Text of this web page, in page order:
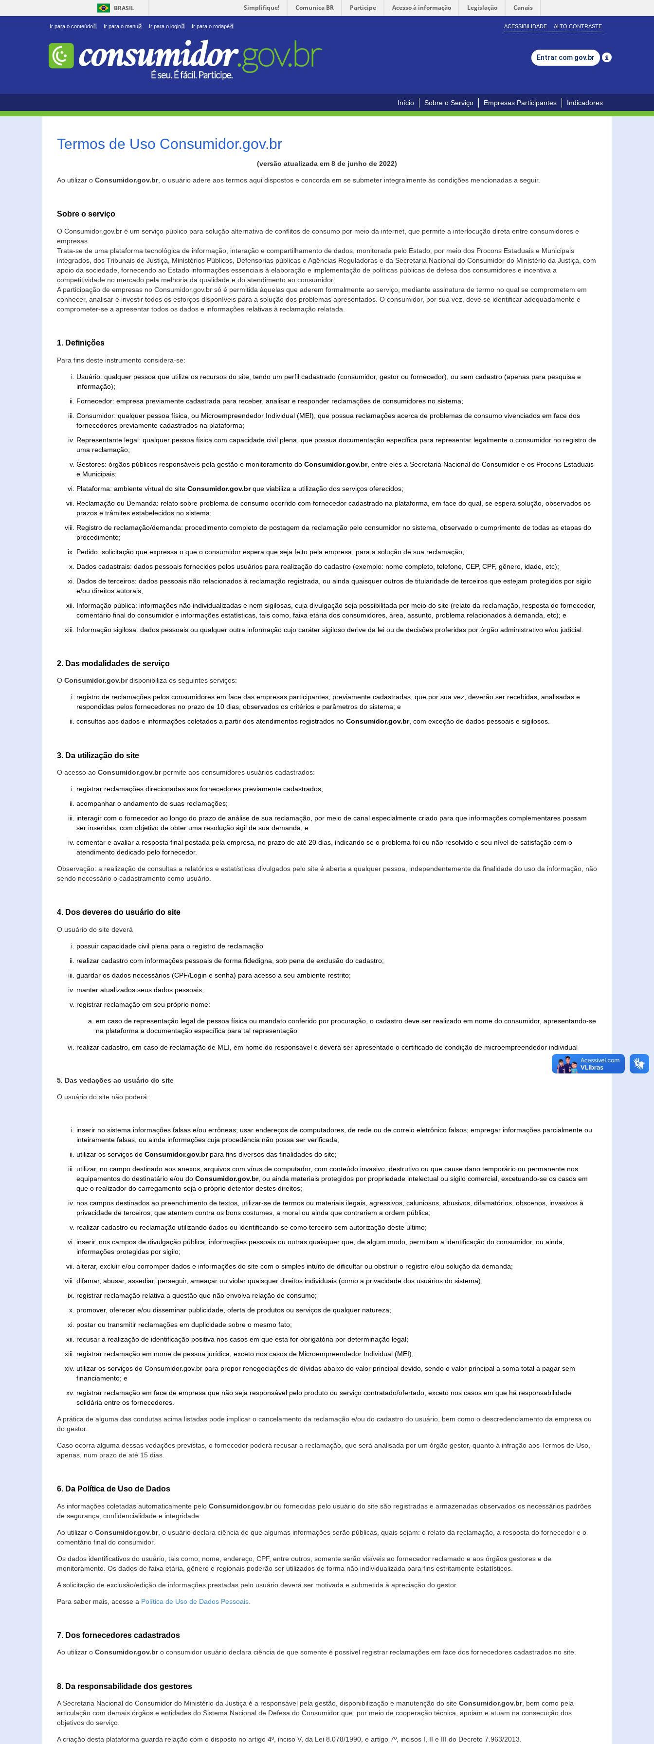
BRASIL Simplifique! Comunica BR Participe Acesso à informação Legislação Canais
Ir para o conteúdo1 Ir para o menu2 Ir para o login3 Ir para o rodapé4 ACESSIBILIDADE ALTO CONTRASTE
Entrar com gov.br
Início Sobre o Serviço Empresas Participantes Indicadores
Termos de Uso Consumidor.gov.br
(versão atualizada em 8 de junho de 2022)
Ao utilizar o Consumidor.gov.br, o usuário adere aos termos aqui dispostos e concorda em se submeter integralmente às condições mencionadas a seguir.
Sobre o serviço
O Consumidor.gov.br é um serviço público para solução alternativa de conflitos de consumo por meio da internet, que permite a interlocução direta entre consumidores e
empresas.
Trata-se de uma plataforma tecnológica de informação, interação e compartilhamento de dados, monitorada pelo Estado, por meio dos Procons Estaduais e Municipais
integrados, dos Tribunais de Justiça, Ministérios Públicos, Defensorias públicas e Agências Reguladoras e da Secretaria Nacional do Consumidor do Ministério da Justiça, com
apoio da sociedade, fornecendo ao Estado informações essenciais à elaboração e implementação de políticas públicas de defesa dos consumidores e incentiva a
competitividade no mercado pela melhoria da qualidade e do atendimento ao consumidor.
A participação de empresas no Consumidor.gov.br só é permitida àquelas que aderem formalmente ao serviço, mediante assinatura de termo no qual se comprometem em
conhecer, analisar e investir todos os esforços disponíveis para a solução dos problemas apresentados. O consumidor, por sua vez, deve se identificar adequadamente e
comprometer-se a apresentar todos os dados e informações relativas à reclamação relatada.
1. Definições
Para fins deste instrumento considera-se:
Usuário: qualquer pessoa que utilize os recursos do site, tendo um perfil cadastrado (consumidor, gestor ou fornecedor), ou sem cadastro (apenas para pesquisa e
informação);
Fornecedor: empresa previamente cadastrada para receber, analisar e responder reclamações de consumidores no sistema;
Consumidor: qualquer pessoa física, ou Microempreendedor Individual (MEI), que possua reclamações acerca de problemas de consumo vivenciados em face dos
fornecedores previamente cadastrados na plataforma;
Representante legal: qualquer pessoa física com capacidade civil plena, que possua documentação específica para representar legalmente o consumidor no registro de
uma reclamação;
Gestores: órgãos públicos responsáveis pela gestão e monitoramento do Consumidor.gov.br, entre eles a Secretaria Nacional do Consumidor e os Procons Estaduais
e Municipais;
Plataforma: ambiente virtual do site Consumidor.gov.brque viabiliza a utilização dos serviços oferecidos;
Reclamação ou Demanda: relato sobre problema de consumo ocorrido com fornecedor cadastrado na plataforma, em face do qual, se espera solução, observados os
prazos e trâmites estabelecidos no sistema;
Registro de reclamação/demanda: procedimento completo de postagem da reclamação pelo consumidor no sistema, observado o cumprimento de todas as etapas do
procedimento;
Pedido: solicitação que expressa o que o consumidor espera que seja feito pela empresa, para a solução de sua reclamação;
Dados cadastrais: dados pessoais fornecidos pelos usuários para realização do cadastro (exemplo: nome completo, telefone, CEP, CPF, gênero, idade, etc);
Dados de terceiros: dados pessoais não relacionados à reclamação registrada, ou ainda quaisquer outros de titularidade de terceiros que estejam protegidos por sigilo
e/ou direitos autorais;
Informação pública: informações não individualizadas e nem sigilosas, cuja divulgação seja possibilitada por meio do site (relato da reclamação, resposta do fornecedor,
comentário final do consumidor e informações estatísticas, tais como, faixa etária dos consumidores, área, assunto, problema relacionados à demanda, etc); e
Informação sigilosa: dados pessoais ou qualquer outra informação cujo caráter sigiloso derive da lei ou de decisões proferidas por órgão administrativo e/ou judicial.
2. Das modalidades de serviço
O Consumidor.gov.brdisponibiliza os seguintes serviços:
registro de reclamações pelos consumidores em face das empresas participantes, previamente cadastradas, que por sua vez, deverão ser recebidas, analisadas e
respondidas pelos fornecedores no prazo de 10 dias, observados os critérios e parâmetros do sistema; e
consultas aos dados e informações coletados a partir dos atendimentos registrados no Consumidor.gov.br, com exceção de dados pessoais e sigilosos.
3. Da utilização do site
O acesso ao Consumidor.gov.brpermite aos consumidores usuários cadastrados:
registrar reclamações direcionadas aos fornecedores previamente cadastrados;
acompanhar o andamento de suas reclamações;
interagir com o fornecedor ao longo do prazo de análise de sua reclamação, por meio de canal especialmente criado para que informações complementares possam
ser inseridas, com objetivo de obter uma resolução ágil de sua demanda; e
comentar e avaliar a resposta final postada pela empresa, no prazo de até 20 dias, indicando se o problema foi ou não resolvido e seu nível de satisfação com o
atendimento dedicado pelo fornecedor.
Observação: a realização de consultas a relatórios e estatísticas divulgados pelo site é aberta a qualquer pessoa, independentemente da finalidade do uso da informação, não
sendo necessário o cadastramento como usuário.
4. Dos deveres do usuário do site
O usuário do site deverá
possuir capacidade civil plena para o registro de reclamação
realizar cadastro com informações pessoais de forma fidedigna, sob pena de exclusão do cadastro;
guardar os dados necessários (CPF/Login e senha) para acesso a seu ambiente restrito;
manter atualizados seus dados pessoais;
registrar reclamação em seu próprio nome:
em caso de representação legal de pessoa física ou mandato conferido por procuração, o cadastro deve ser realizado em nome do consumidor, apresentando-se
na plataforma a documentação específica para tal representação
realizar cadastro, em caso de reclamação de MEI, em nome do responsável e deverá ser apresentado o certificado de condição de microempreendedor individual
5. Das vedações ao usuário do site
O usuário do site não poderá:
inserir no sistema informações falsas e/ou errôneas; usar endereços de computadores, de rede ou de correio eletrônico falsos; empregar informações parcialmente ou
inteiramente falsas, ou ainda informações cuja procedência não possa ser verificada;
utilizar os serviços do Consumidor.gov.brpara fins diversos das finalidades do site;
utilizar, no campo destinado aos anexos, arquivos com vírus de computador, com conteúdo invasivo, destrutivo ou que cause dano temporário ou permanente nos
equipamentos do destinatário e/ou do Consumidor.gov.br, ou ainda materiais protegidos por propriedade intelectual ou sigilo comercial, excetuando-se os casos em
que o realizador do carregamento seja o próprio detentor destes direitos;
nos campos destinados ao preenchimento de textos, utilizar-se de termos ou materiais ilegais, agressivos, caluniosos, abusivos, difamatórios, obscenos, invasivos à
privacidade de terceiros, que atentem contra os bons costumes, a moral ou ainda que contrariem a ordem pública;
realizar cadastro ou reclamação utilizando dados ou identificando-se como terceiro sem autorização deste último;
inserir, nos campos de divulgação pública, informações pessoais ou outras quaisquer que, de algum modo, permitam a identificação do consumidor, ou ainda,
informações protegidas por sigilo;
alterar, excluir e/ou corromper dados e informações do site com o simples intuito de dificultar ou obstruir o registro e/ou solução da demanda;
difamar, abusar, assediar, perseguir, ameaçar ou violar quaisquer direitos individuais (como a privacidade dos usuários do sistema);
registrar reclamação relativa a questão que não envolva relação de consumo;
promover, oferecer e/ou disseminar publicidade, oferta de produtos ou serviços de qualquer natureza;
postar ou transmitir reclamações em duplicidade sobre o mesmo fato;
recusar a realização de identificação positiva nos casos em que esta for obrigatória por determinação legal;
registrar reclamação em nome de pessoa jurídica, exceto nos casos de Microempreendedor Individual (MEI);
utilizar os serviços do Consumidor.gov.br para propor renegociações de dívidas abaixo do valor principal devido, sendo o valor principal a soma total a pagar sem
financiamento; e
registrar reclamação em face de empresa que não seja responsável pelo produto ou serviço contratado/ofertado, exceto nos casos em que há responsabilidade
solidária entre os fornecedores.
A prática de alguma das condutas acima listadas pode implicar o cancelamento da reclamação e/ou do cadastro do usuário, bem como o descredenciamento da empresa ou
do gestor.
Caso ocorra alguma dessas vedações previstas, o fornecedor poderá recusar a reclamação, que será analisada por um órgão gestor, quanto à infração aos Termos de Uso,
apenas, num prazo de até 15 dias.
6. Da Política de Uso de Dados
As informações coletadas automaticamente pelo Consumidor.gov.brou fornecidas pelo usuário do site são registradas e armazenadas observados os necessários padrões
de segurança, confidencialidade e integridade.
Ao utilizar o Consumidor.gov.br, o usuário declara ciência de que algumas informações serão públicas, quais sejam: o relato da reclamação, a resposta do fornecedor e o
comentário final do consumidor.
Os dados identificativos do usuário, tais como, nome, endereço, CPF, entre outros, somente serão visíveis ao fornecedor reclamado e aos órgãos gestores e de
monitoramento. Os dados de faixa etária, gênero e regionais poderão ser utilizados de forma não individualizada para fins estritamente estatísticos.
A solicitação de exclusão/edição de informações prestadas pelo usuário deverá ser motivada e submetida à apreciação do gestor.
Para saber mais, acesse a Política de Uso de Dados Pessoais.
7. Dos fornecedores cadastrados
Ao utilizar o Consumidor.gov.bro consumidor usuário declara ciência de que somente é possível registrar reclamações em face dos fornecedores cadastrados no site.
8. Da responsabilidade dos gestores
A Secretaria Nacional do Consumidor do Ministério da Justiça é a responsável pela gestão, disponibilização e manutenção do site Consumidor.gov.br, bem como pela
articulação com demais órgãos e entidades do Sistema Nacional de Defesa do Consumidor que, por meio de cooperação técnica, apoiam e atuam na consecução dos
objetivos do serviço.
A criação desta plataforma guarda relação com o disposto no artigo 4º, inciso V, da Lei 8.078/1990, e artigo 7º, incisos I, II e III do Decreto 7.963/2013.